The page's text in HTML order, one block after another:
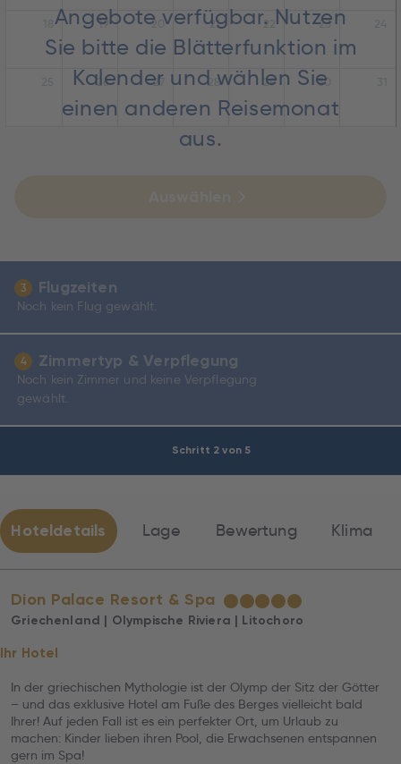
Schritt 2 von 5
Angebote verfügbar. Nutzen
Sie bitte die Blätterfunktion im
Kalender und wählen Sie
einen anderen Reisemonat
aus.
19 20 21 22 23
26 27 28 29 30
3 Flugzeiten
Noch kein Flug gewählt.
4 Zimmertyp & Verpflegung
Noch kein Zimmer und keine Verpflegung
gewählt.
Hoteldetails Lage Bewertung Klima
Dion Palace Resort & Spa ★★★★★
Griechenland | Olympische Riviera | Litochoro
Ihr Hotel
In der griechischen Mythologie ist der Olymp der Sitz der Götter
– und das exklusive Hotel am Fuße des Berges vielleicht bald
Ihrer! Auf jeden Fall ist es ein perfekter Ort, um Urlaub zu
machen: Kinder lieben ihren Pool, die Erwachsenen entspannen
gern im Spa!